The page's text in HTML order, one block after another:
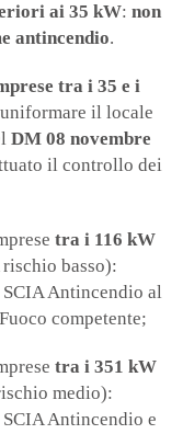
ai 35 kW: non
antincendio.
tra i 35 e i
il locale
DM 08 novembre
il controllo dei
tra i 116 kW
basso):
Antincendio al
competente;
tra i 351 kW
medio):
Antincendio e